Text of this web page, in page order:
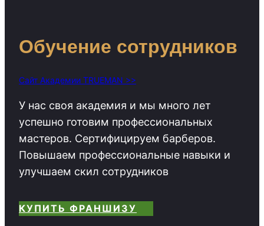
Обучение сотрудников
Сайт Академии TRUEMAN >>
У нас своя академия и мы много лет
успешно готовим профессиональных
мастеров. Сертифицируем барберов.
Повышаем профессиональные навыки и
улучшаем скил сотрудников
КУПИТЬ ФРАНШИЗУ